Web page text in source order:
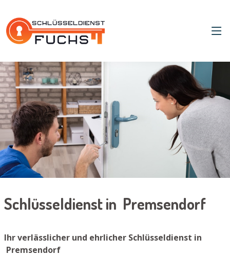
Schlüsseldienst in Premsendorf
Ihr verlässlicher und ehrlicher Schlüsseldienst in
Premsendorf